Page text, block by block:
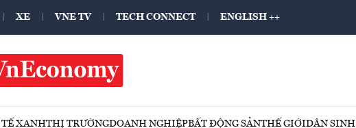
XE VNE TV TECH CONNECT ENGLISH ++
XANHTHỊ TRƯỜNGDOANH NGHIỆPBẤT ĐỘNG SẢNTHẾ GIỚIDÂN SINH